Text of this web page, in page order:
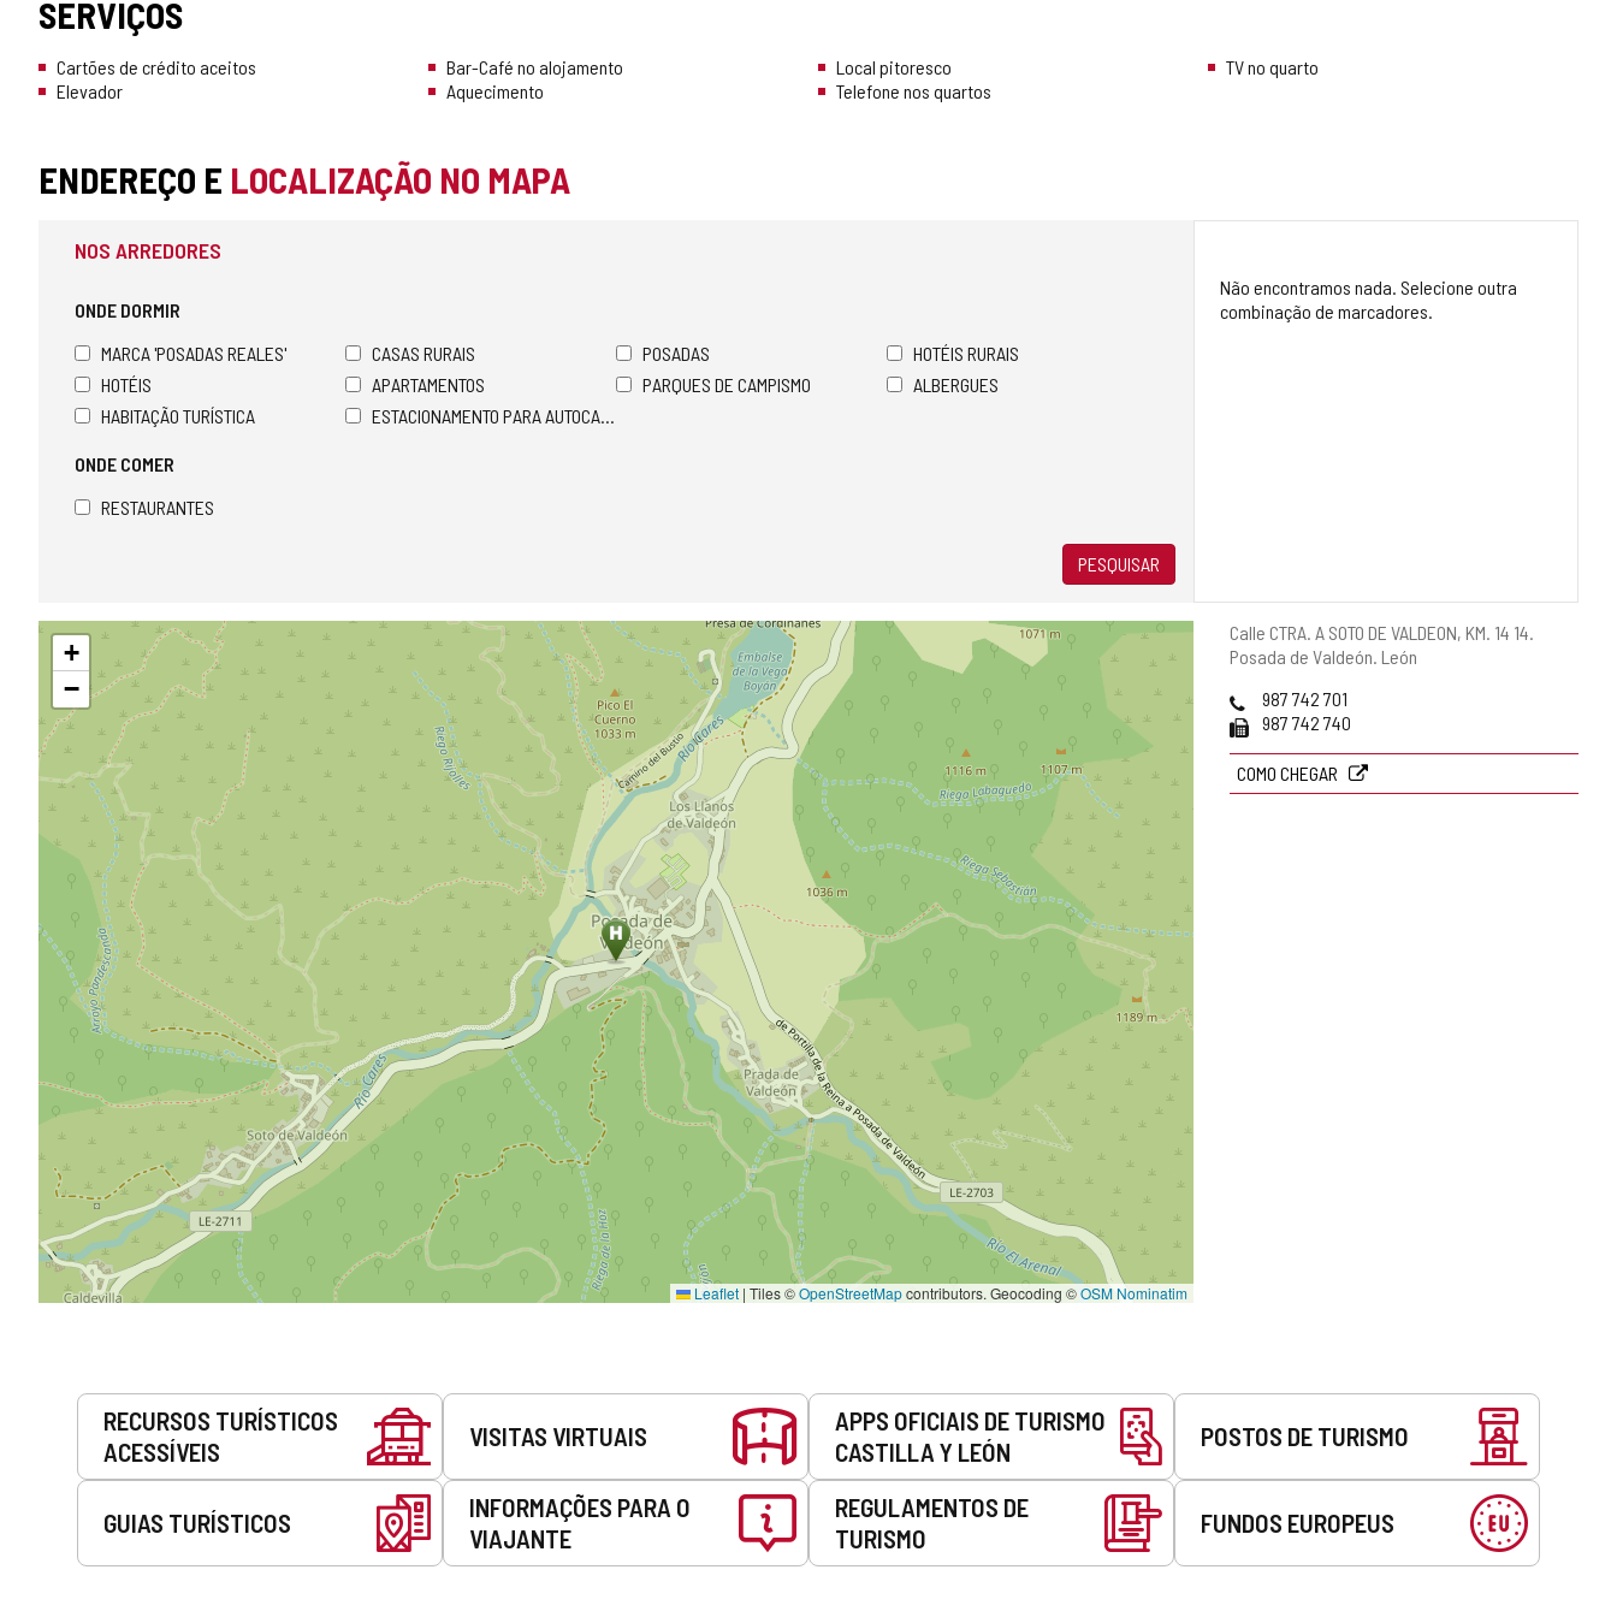
SERVIÇOS
Cartões de crédito aceitos
Elevador
Bar-Café no alojamento
Aquecimento
Local pitoresco
Telefone nos quartos
TV no quarto
ENDEREÇO E LOCALIZAÇÃO NO MAPA
Endereço
postal
Calle CTRA. A SOTO DE VALDEON, KM. 14 14.
Posada de Valdeón. León
Telefones
987 742 701
Fax 987 742 740
COMO CHEGAR
NOS ARREDORES
ONDE DORMIR
MARCA 'POSADAS REALES'
CASAS RURAIS POSADAS
HOTÉIS RURAIS
HOTÉIS
APARTAMENTOS PARQUES DE CAMPISMO
ALBERGUES
HABITAÇÃO TURÍSTICA
ESTACIONAMENTO PARA AUTOCARAVANAS
ONDE COMER
RESTAURANTES
PESQUISAR
Não encontramos nada. Selecione outra
combinação de marcadores.
Pular
mapa
+
−
Leaflet | Tiles ©OpenStreetMapcontributors. Geocoding ©OSM Nominatim
Serviços
RECURSOS TURÍSTICOS
ACESSÍVEIS
VISITAS VIRTUAIS
APPS OFICIAIS DE TURISMO
CASTILLA Y LEÓN
POSTOS DE TURISMO
GUIAS TURÍSTICOS
INFORMAÇÕES PARA O
VIAJANTE
REGULAMENTOS DE
TURISMO
FUNDOS EUROPEUS